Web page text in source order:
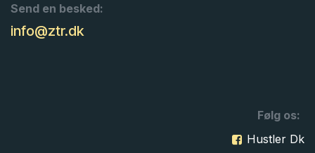
Send en besked:
info@ztr.dk
Følg os:
Hustler Dk